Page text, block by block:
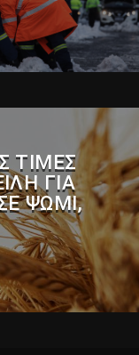
ΤΙΜΈΣ
ΓΙΑ
ΨΩΜΊ,